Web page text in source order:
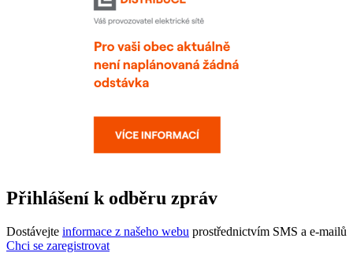
Přihlášení k odběru zpráv
Dostávejte informace z našeho webu prostřednictvím SMS a e-mailů
Chci se zaregistrovat